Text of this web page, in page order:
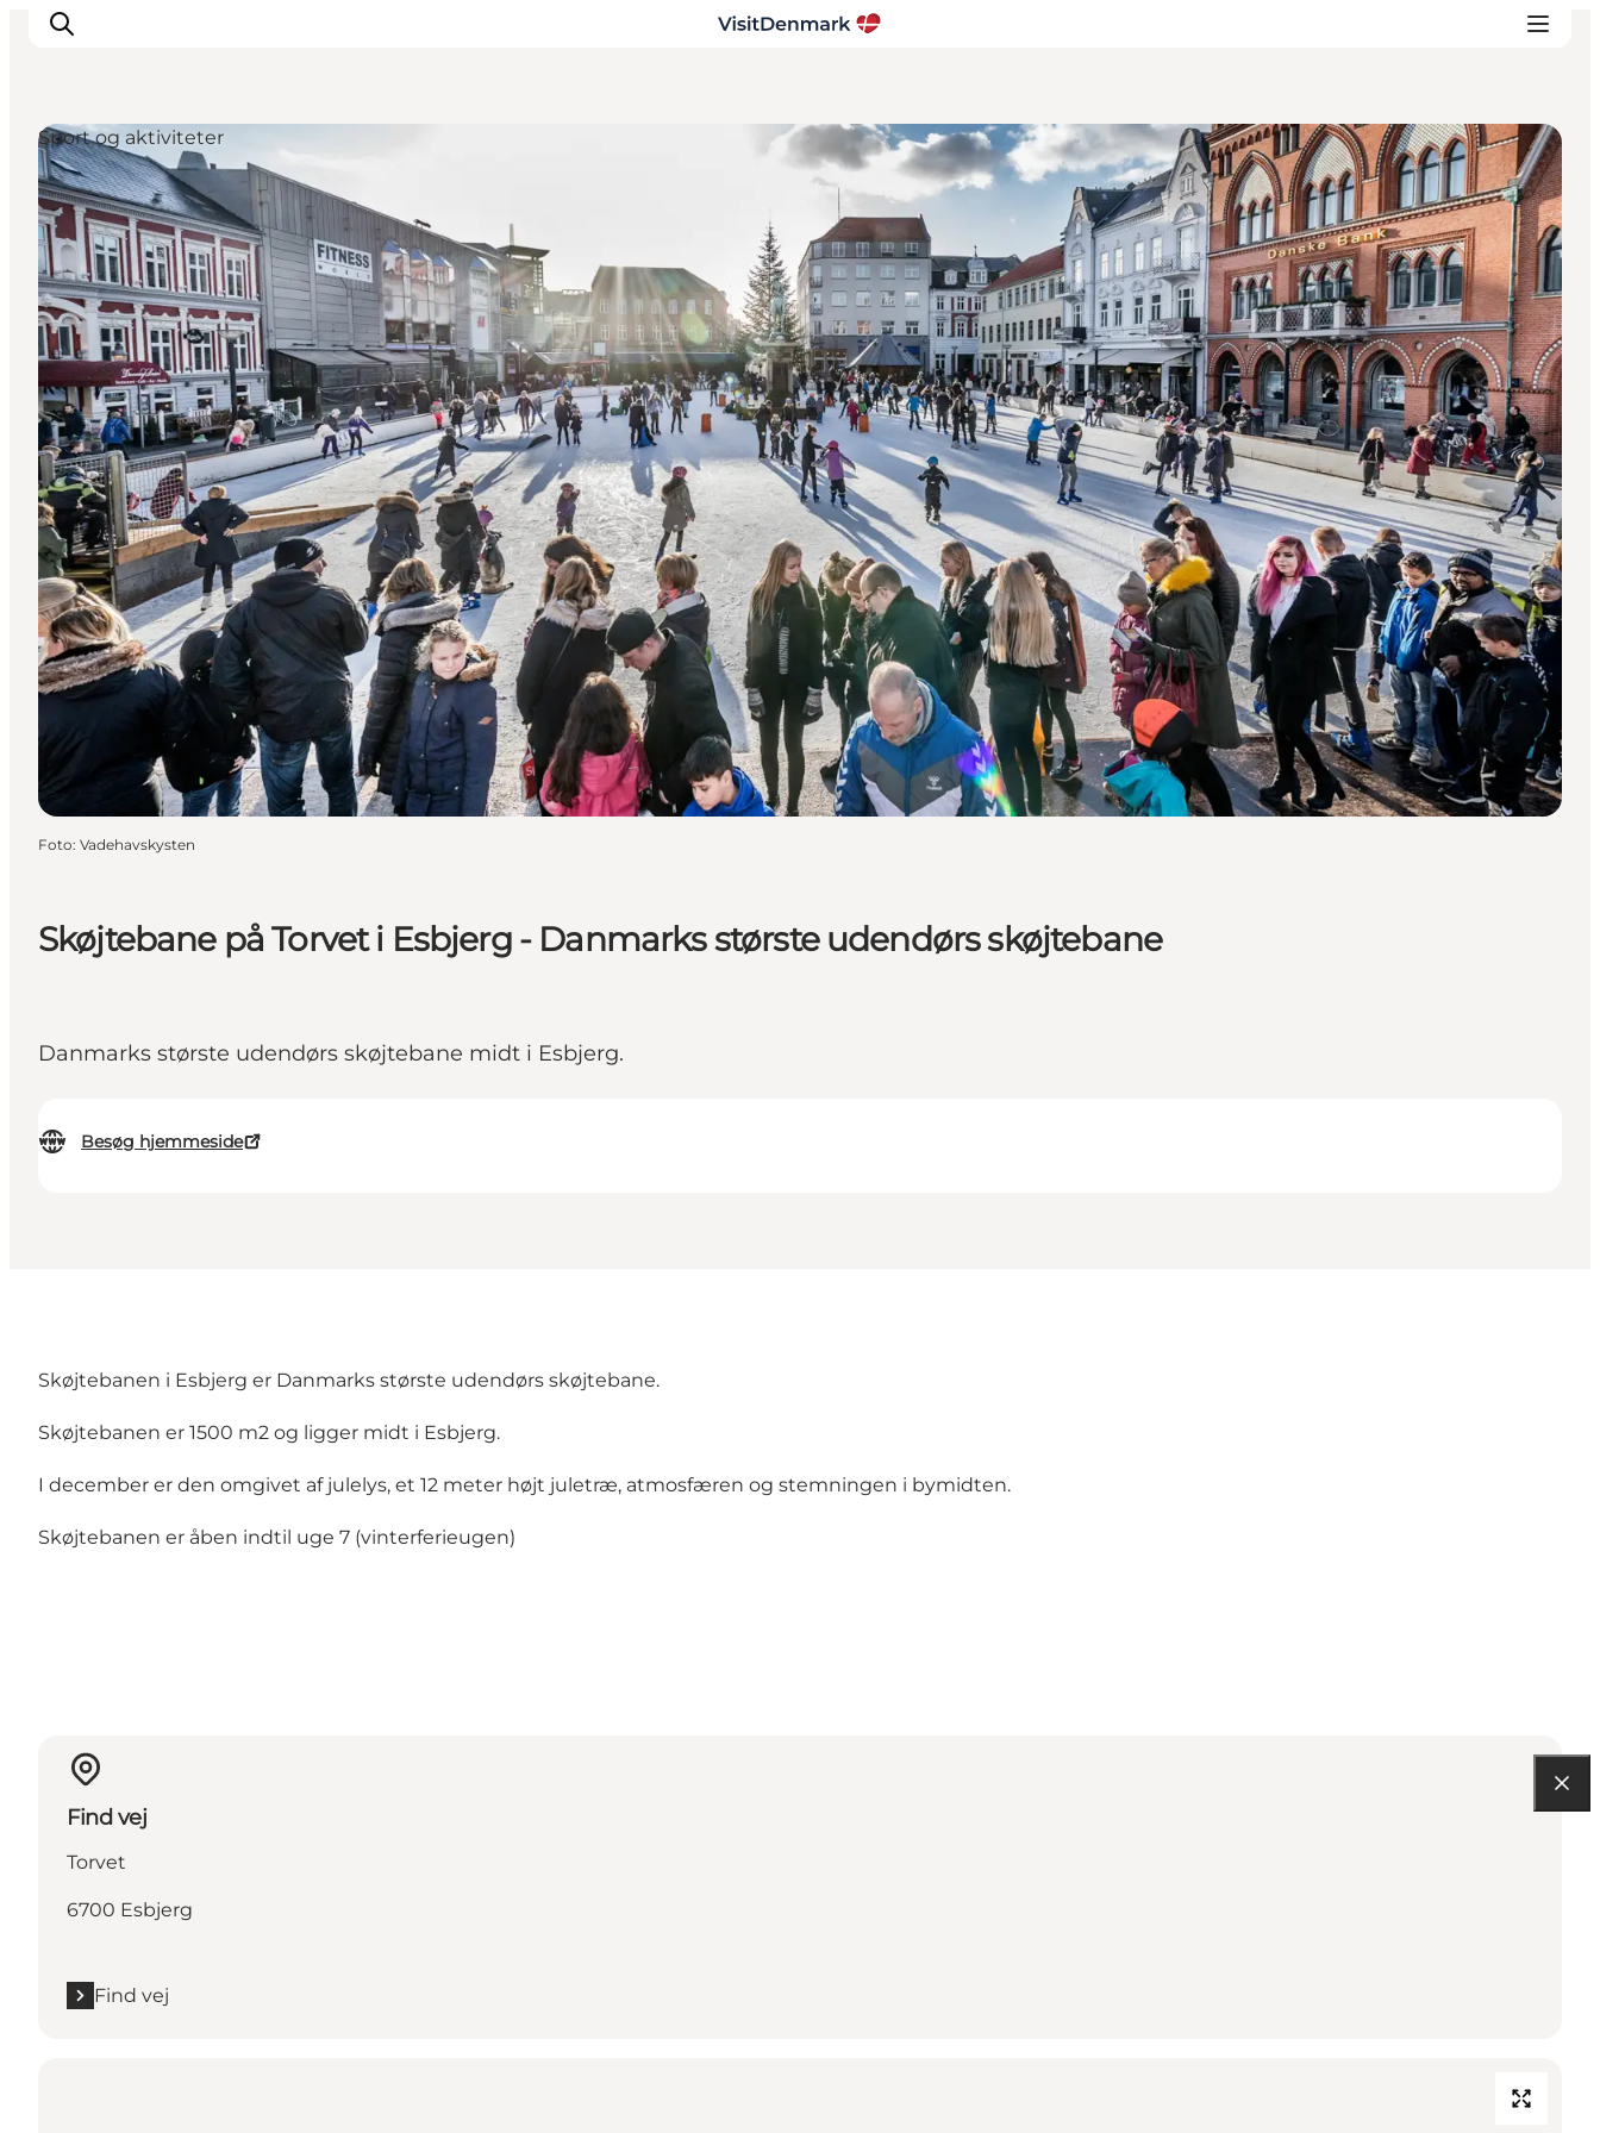
Inspiration
Destinationer
Oplevelser
Overnatning
Planlæg ferien
Skøjtebane på Torvet i Esbjerg - Danmarks største udendørs skøjtebane
Danmarks største udendørs skøjtebane midt i Esbjerg.
Besøg hjemmeside
Sport og aktiviteter
Foto: Vadehavskysten
Skøjtebanen i Esbjerg er Danmarks største udendørs skøjtebane.
Skøjtebanen er 1500 m2 og ligger midt i Esbjerg.
I december er den omgivet af julelys, et 12 meter højt juletræ, atmosfæren og stemningen i bymidten.
Skøjtebanen er åben indtil uge 7 (vinterferieugen)
Find vej
Torvet
6700 Esbjerg
Find vej